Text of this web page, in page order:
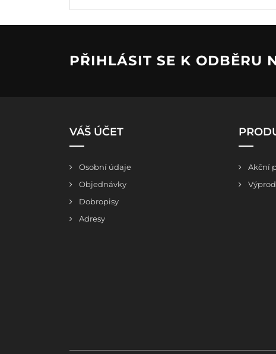
PŘIHLÁSIT SE K ODBĚRU
VÁŠ ÚČET
Osobní údaje
Objednávky
Dobropisy
Adresy
Akční